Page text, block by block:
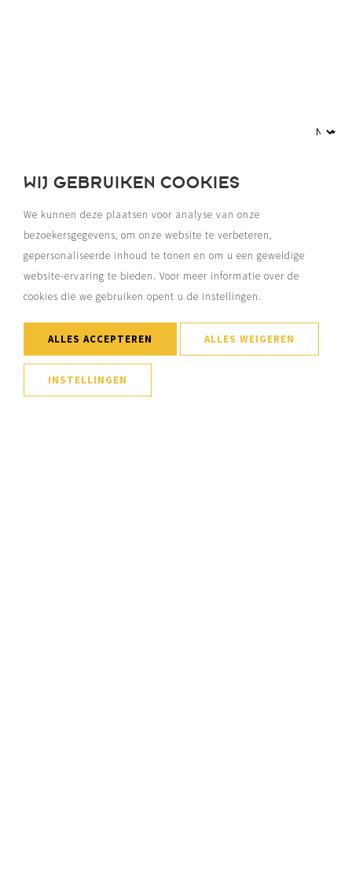
WIJ GEBRUIKEN COOKIES
We kunnen deze plaatsen voor analyse van onze
bezoekersgegevens, om onze website te verbeteren,
gepersonaliseerde inhoud te tonen en om u een geweldige
website-ervaring te bieden. Voor meer informatie over de
cookies die we gebruiken opent u de instellingen.
ALLES ACCEPTEREN ALLES WEIGEREN
INSTELLINGEN